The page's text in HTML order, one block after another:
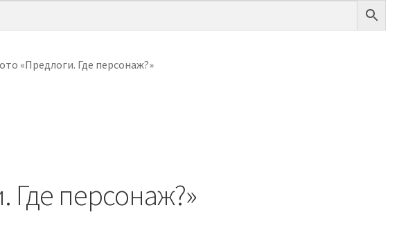
«Предлоги. Где персонаж?»
Где персонаж?»